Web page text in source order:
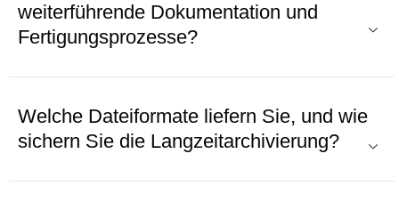
weiterführende Dokumentation und
Fertigungsprozesse?
Welche Dateiformate liefern Sie, und wie
sichern Sie die Langzeit­archivierung?